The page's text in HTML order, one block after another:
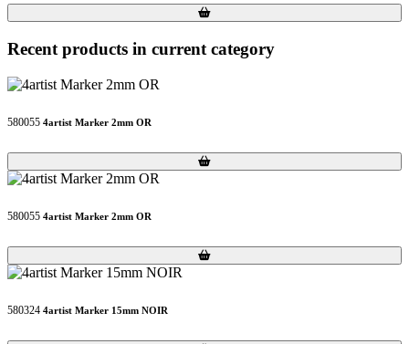
Loading...
Loading...
Recent products in current category
580055 4artist Marker 2mm OR
Loading...
Loading...
580055 4artist Marker 2mm OR
Loading...
Loading...
580324 4artist Marker 15mm NOIR